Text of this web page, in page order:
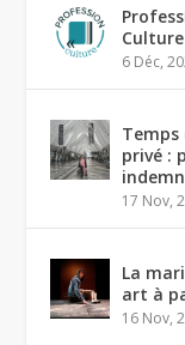
Culture
6 Déc,
privé :
17 Nov,
La
art à
16 Nov,